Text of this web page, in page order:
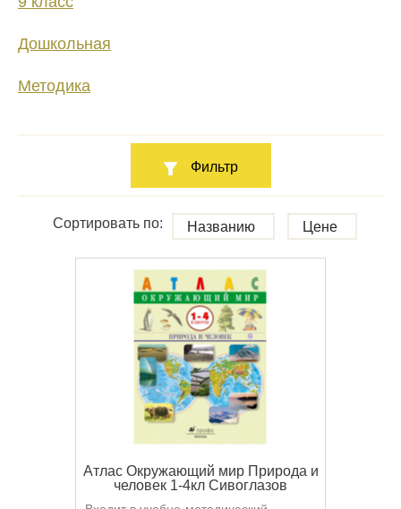
Дошкольная
Методика
Фильтр
Сортировать по: Названию Цене
Атлас Окружающий мир Природа и
человек 1-4кл Сивоглазов